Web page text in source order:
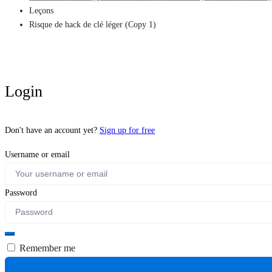
Leçons
Risque de hack de clé léger (Copy 1)
Login
Don't have an account yet? Sign up for free
Username or email
Password
Remember me